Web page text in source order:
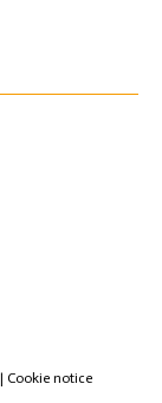
| Cookie notice